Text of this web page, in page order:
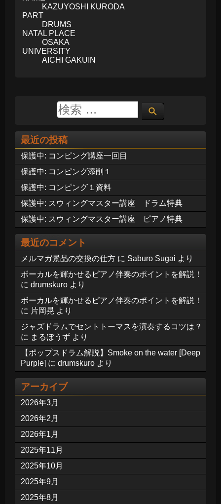
KAZUYOSHI KURODA
PART
DRUMS
NATAL PLACE
OSAKA
UNIVERSITY
AICHI GAKUIN
最近の投稿
保護中: コンピング講座一回目
保護中: コンピング添削１
保護中: コンピング１資料
保護中: スウィングマスター講座 ドラム特典
保護中: スウィングマスター講座 ピアノ特典
最近のコメント
メルマガ景品の交換の仕方 に Saburo Sugai より
ボーカルを輝かせるピアノ伴奏のポイントを解説！
に drumskuro より
ボーカルを輝かせるピアノ伴奏のポイントを解説！
に 片岡晃 より
ジャズドラムでセントトーマスを演奏するコツは？
に まるぼうず より
【ポップスドラム解説】Smoke on the water [Deep
Purple] に drumskuro より
アーカイブ
2026年3月
2026年2月
2026年1月
2025年11月
2025年10月
2025年9月
2025年8月